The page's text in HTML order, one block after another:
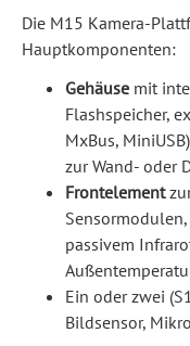
Die M15 Kamera-
Hauptkomponenten:
Gehäuse mit
Flashspeicher,
MxBus,
zur Wand- oder
Frontelement
passivem
Ein oder zwei
Bildsensor,